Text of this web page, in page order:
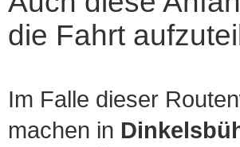
die Fahrt
Im Falle dieser
machen in